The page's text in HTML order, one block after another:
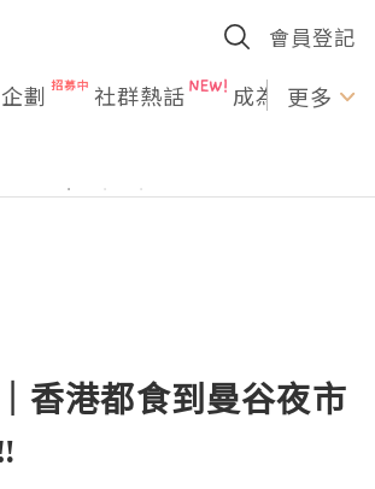
會員登記
劃 社群熱話 成為U更多
香港都食到曼谷夜市